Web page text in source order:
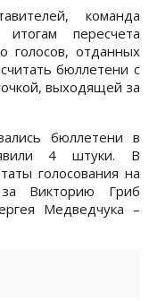
команда
пересчета
голосов, отданных
бюллетени с
выходящей за
бюллетени в
4 штуки. В
голосования на
за Викторию Гриб
Медведчука –